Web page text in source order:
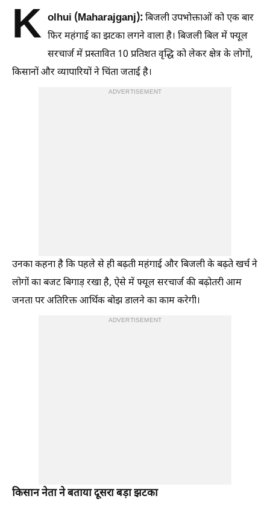
K olhui (Maharajganj):बिजली उपभोक्ताओं को एक बार
फिर महंगाई का झटका लगने वाला है। बिजली बिल में फ्यूल
सरचार्ज में प्रस्तावित 10 प्रतिशत वृद्धि को लेकर क्षेत्र के लोगों,
किसानों और व्यापारियों ने चिंता जताई है।
ADVERTISEMENT
उनका कहना है कि पहले से ही बढ़ती महंगाई और बिजली के बढ़ते खर्च ने
लोगों का बजट बिगाड़ रखा है, ऐसे में फ्यूल सरचार्ज की बढ़ोतरी आम
जनता पर अतिरिक्त आर्थिक बोझ डालने का काम करेगी।
ADVERTISEMENT
किसान नेता ने बताया दूसरा बड़ा झटका